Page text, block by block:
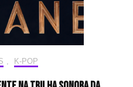
, K-POP